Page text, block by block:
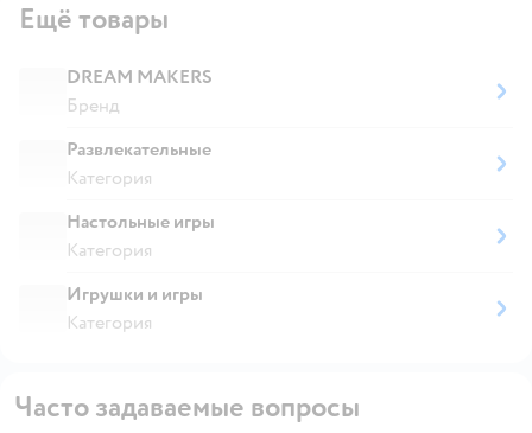
Ещё товары
DREAM MAKERS
Бренд
Развлекательные
Категория
Настольные игры
Категория
Игрушки и игры
Категория
Часто задаваемые вопросы